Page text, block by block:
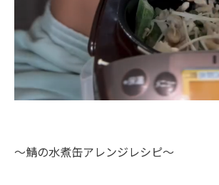
～鯖の水煮缶アレンジレシピ～